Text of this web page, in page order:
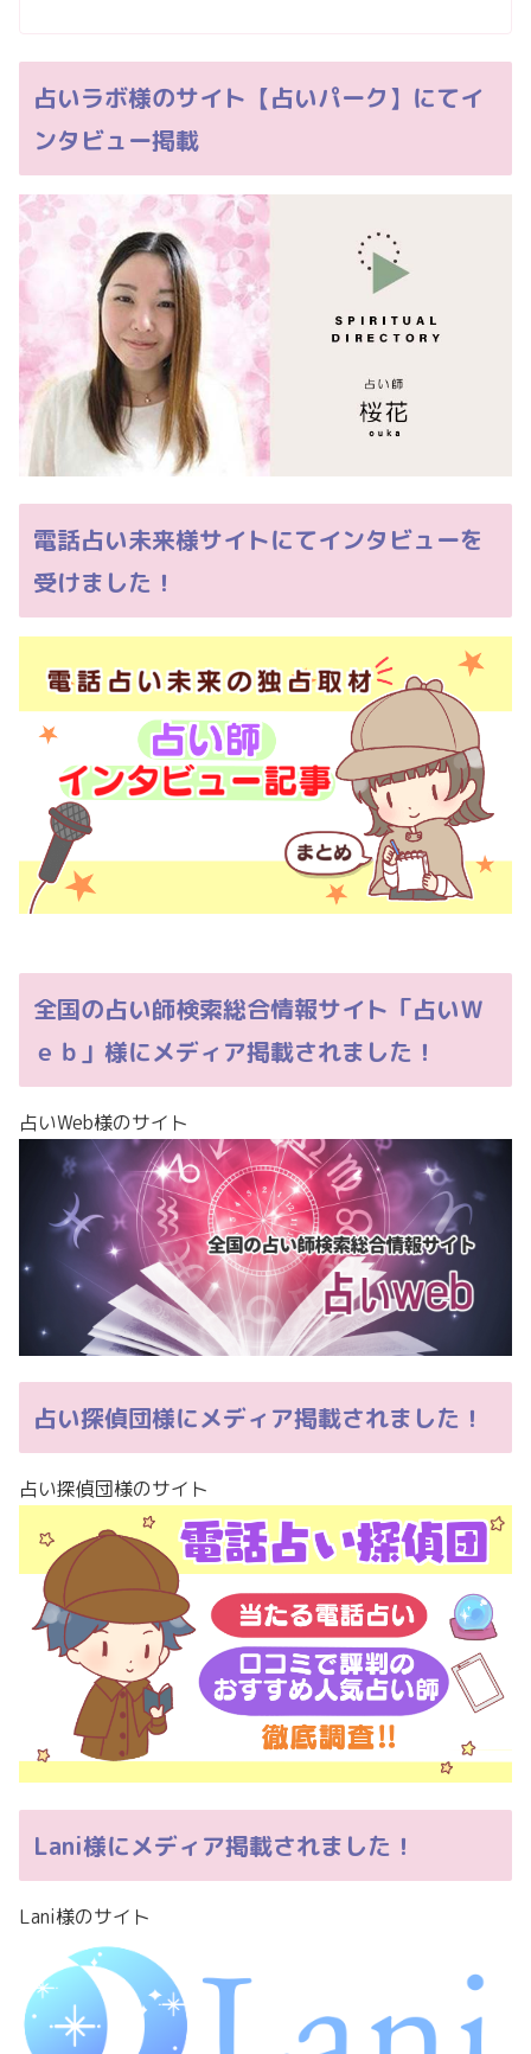
占いラボ様のサイト【占いパーク】にてイ
ンタビュー掲載
電話占い未来様サイトにてインタビューを
受けました！
全国の占い師検索総合情報サイト「占いＷ
ｅｂ」様にメディア掲載されました！
占いWeb様のサイト
占い探偵団様にメディア掲載されました！
占い探偵団様のサイト
Lani様にメディア掲載されました！
Lani様のサイト